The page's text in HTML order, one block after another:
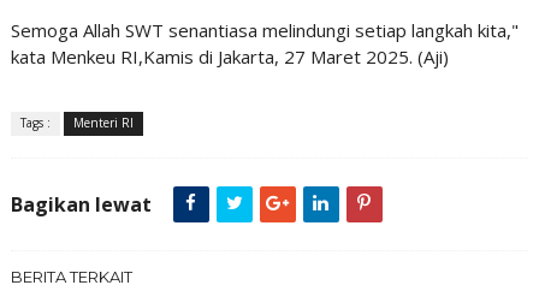
Semoga Allah SWT senantiasa melindungi setiap langkah kita,"
kata Menkeu RI,Kamis di Jakarta, 27 Maret 2025. (Aji)
Tags : Menteri RI
Bagikan lewat
BERITA TERKAIT